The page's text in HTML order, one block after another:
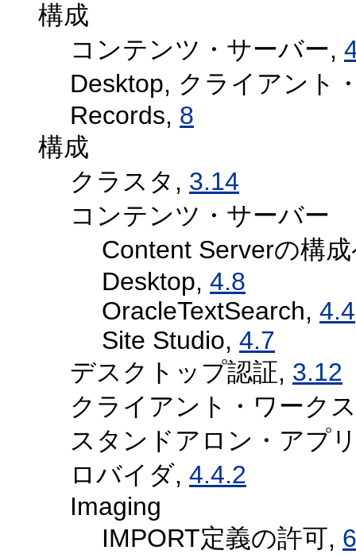
構成
コンテンツ・サーバー,
Desktop, クライアント
Records, 8
構成
クラスタ, 3.14
コンテンツ・サーバー
Content Serverの構
Desktop, 4.8
OracleTextSearch, 4.4
Site Studio, 4.7
デスクトップ認証, 3.12
クライアント・ワーク
スタンドアロン・アプ
ロバイダ, 4.4.2
Imaging
IMPORT定義の許可,